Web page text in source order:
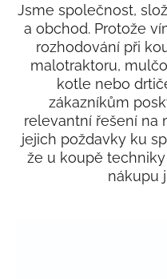
Jsme společnost,
a obchod. Protože
rozhodování při
malotraktoru,
kotle nebo
zákazníkům
relevantní řešení na
jejich poždavky ku
že u koupě
nákupu